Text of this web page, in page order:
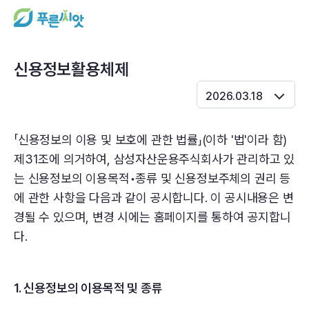
신용정보활용체제
2026.03.18
「신용정보의 이용 및 보호에 관한 법률」(이하 '법'이라 함)
제31조에 의거하여, 삼성자산운용주식회사가 관리하고 있
는 신용정보의 이용목적•종류 및 신용정보주체의 권리 등
에 관한 사항을 다음과 같이 공시합니다. 이 공시내용은 변
경될 수 있으며, 변경 시에는 홈페이지를 통하여 공지합니
다.
1. 신용정보의 이용목적 및 종류
푸른씨앗 소개
퇴직연금제도 개요
위원회 자료 공시
공지사항